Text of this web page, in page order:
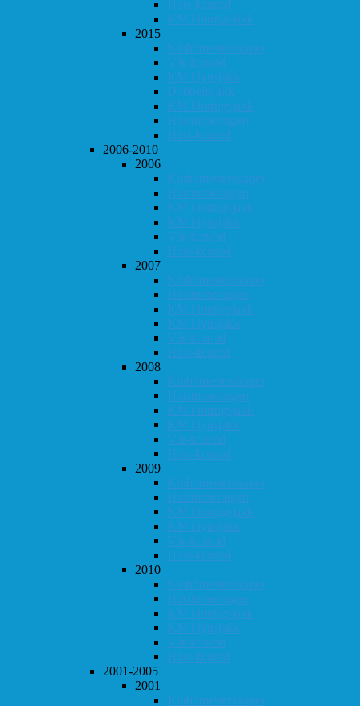
Høst-konrad
KM i hurtigsjakk
2015
Klubbmesterskapet
Vår-konrad
KM i lynsjakk
Dobbeltsjakk
KM i hurtigsjakk
Høstturneringen
Høst-konrad
2006-2010
2006
Klubbmesterskapet
Høstturneringen
KM i hurtigsjakk
KM i lynsjakk
Vår-konrad
Høst-konrad
2007
Klubbmesterskapet
Høstturneringen
KM i hurtigsjakk
KM i lynsjakk
Vår-konrad
Høst-konrad
2008
Klubbmesterskapet
Høstturneringen
KM i hurtigsjakk
KM i lynsjakk
Vår-konrad
Høst-konrad
2009
Klubbmesterskapet
Høstturneringen
KM i hurtigsjakk
KM i lynsjakk
Vår-konrad
Høst-konrad
2010
Klubbmesterskapet
Høstturneringen
KM i hurtigsjakk
KM i lynsjakk
Vår-konrad
Høst-konrad
2001-2005
2001
Klubbmesterskapet